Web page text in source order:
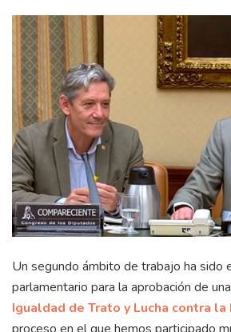
Un segundo ámbito de trabajo ha sido
parlamentario para la aprobación de una
Igualdad de Trato y Lucha contra la